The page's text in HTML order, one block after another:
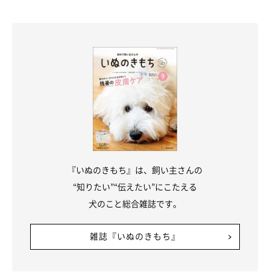
『いぬのきもち』は、飼い主さんの
“知りたい”“伝えたい”にこたえる
犬のこと総合雑誌です。
雑誌『いぬのきもち』